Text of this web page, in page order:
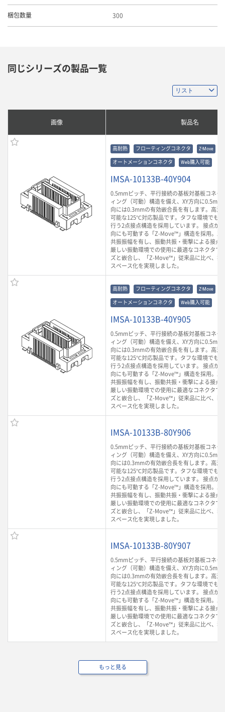
梱包数量 300
同じシリーズの製品一覧
画像 製品名
高耐熱 フローティングコネクタ Z-Move
オートメーションコネクタ Web購入可能
IMSA-10133B-40Y904
0.5mmピッチ、平行接続の基板対基板コネク
ィング（可動）構造を備え、XY方向に
向には0.3mmの有効嵌合長を有します。高温
可能な125℃対応製品です。タフな環境でも
行う2点接点構造を採用しています。 接点が
向にも可動する「Z-Move™」構造を採用。Z
共振振幅を有し、振動共振・衝撃による接点
厳しい振動環境での使用に最適なコネクタで
ズと嵌合し、「Z-Move™」従来品に比べ、狭
スペース化を実現しました。
高耐熱 フローティングコネクタ Z-Move
オートメーションコネクタ Web購入可能
IMSA-10133B-40Y905
0.5mmピッチ、平行接続の基板対基板コネク
ィング（可動）構造を備え、XY方向に
向には0.3mmの有効嵌合長を有します。高温
可能な125℃対応製品です。タフな環境でも
行う2点接点構造を採用しています。 接点が
向にも可動する「Z-Move™」構造を採用。Z
共振振幅を有し、振動共振・衝撃による接点
厳しい振動環境での使用に最適なコネクタで
ズと嵌合し、「Z-Move™」従来品に比べ、狭
スペース化を実現しました。
IMSA-10133B-80Y906
0.5mmピッチ、平行接続の基板対基板コネク
ィング（可動）構造を備え、XY方向に
向には0.3mmの有効嵌合長を有します。高温
可能な125℃対応製品です。タフな環境でも
行う2点接点構造を採用しています。 接点が
向にも可動する「Z-Move™」構造を採用。Z
共振振幅を有し、振動共振・衝撃による接点
厳しい振動環境での使用に最適なコネクタで
ズと嵌合し、「Z-Move™」従来品に比べ、狭
スペース化を実現しました。
IMSA-10133B-80Y907
0.5mmピッチ、平行接続の基板対基板コネク
ィング（可動）構造を備え、XY方向に
向には0.3mmの有効嵌合長を有します。高温
可能な125℃対応製品です。タフな環境でも
行う2点接点構造を採用しています。 接点が
向にも可動する「Z-Move™」構造を採用。Z
共振振幅を有し、振動共振・衝撃による接点
厳しい振動環境での使用に最適なコネクタで
ズと嵌合し、「Z-Move™」従来品に比べ、狭
スペース化を実現しました。
もっと見る